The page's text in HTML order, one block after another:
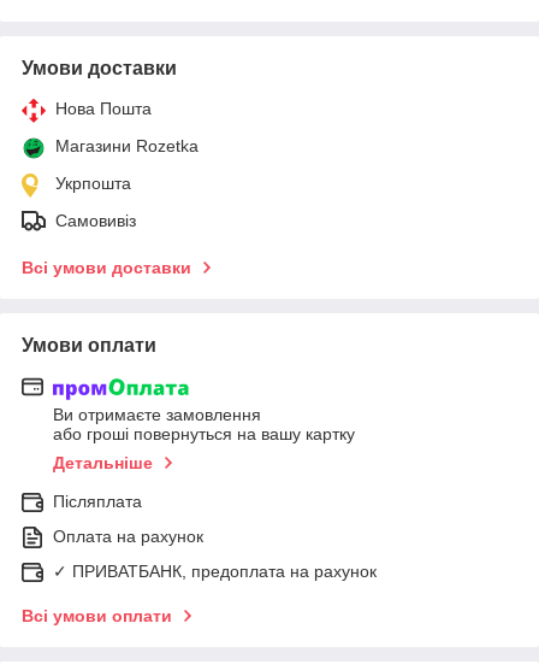
Умови доставки
Нова Пошта
Магазини Rozetka
Укрпошта
Самовивіз
Всі умови доставки
Умови оплати
Ви отримаєте замовлення
або гроші повернуться на вашу картку
Детальніше
Післяплата
Оплата на рахунок
✓ ПРИВАТБАНК, предоплата на рахунок
Всі умови оплати